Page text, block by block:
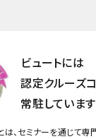
ビュートには
認定クルーズ
常駐しています
は、セミナーを通じて専